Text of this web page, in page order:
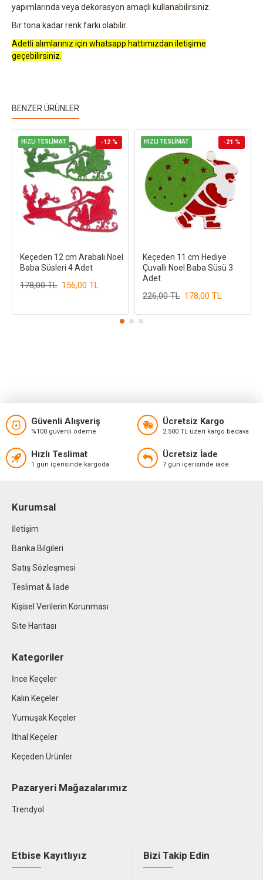
yapımlarında veya dekorasyon amaçlı kullanabilirsiniz.
Bir tona kadar renk farkı olabilir.
Adetli alımlarınız için whatsapp hattımızdan iletişime
geçebilirsiniz.
BENZER ÜRÜNLER
HIZLI TESLİMAT -12 %
Keçeden 12 cm Arabalı Noel
Baba Süsleri 4 Adet
156,00 TL
178,00 TL
HIZLI TESLİMAT -21 %
Keçeden 11 cm Hediye
Çuvallı Noel Baba Süsü 3
Adet
178,00 TL
226,00 TL
Güvenli Alışveriş
%100 güvenli ödeme
Ücretsiz Kargo
2.500 TL üzeri kargo bedava
Hızlı Teslimat
1 gün içerisinde kargoda
Ücretsiz İade
7 gün içerisinde iade
Kurumsal
İletişim
Banka Bilgileri
Satış Sözleşmesi
Teslimat & İade
Kişisel Verilerin Korunması
Site Haritası
Kategoriler
İnce Keçeler
Kalın Keçeler
Yumuşak Keçeler
İthal Keçeler
Keçeden Ürünler
Pazaryeri Mağazalarımız
Trendyol
Etbise Kayıtlıyız Bizi Takip Edin